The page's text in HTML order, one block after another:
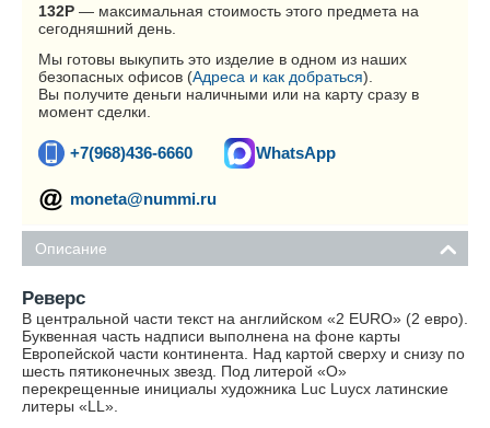
132Р — максимальная стоимость этого предмета на
сегодняшний день.
Мы готовы выкупить это изделие в одном из наших
безопасных офисов (Адреса и как добраться).
Вы получите деньги наличными или на карту сразу в
момент сделки.
+7(968)436-6660 WhatsApp
moneta@nummi.ru
Описание
Реверс
В центральной части текст на английском «2 EURO» (2 евро).
Буквенная часть надписи выполнена на фоне карты
Европейской части континента. Над картой сверху и снизу по
шесть пятиконечных звезд. Под литерой «О»
перекрещенные инициалы художника Luc Luycx латинские
литеры «LL».